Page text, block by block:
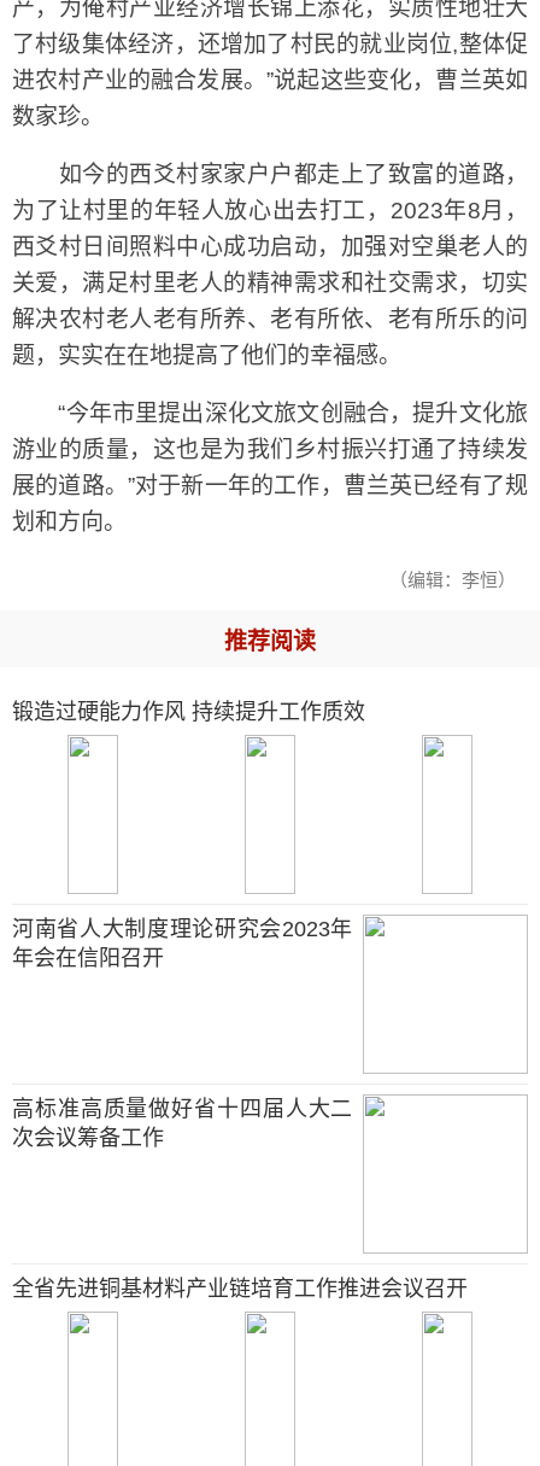
产，为俺村产业经济增长锦上添花，实质性地壮大
了村级集体经济，还增加了村民的就业岗位,整体促
进农村产业的融合发展。”说起这些变化，曹兰英如
数家珍。
如今的西爻村家家户户都走上了致富的道路，
为了让村里的年轻人放心出去打工，2023年8月，
西爻村日间照料中心成功启动，加强对空巢老人的
关爱，满足村里老人的精神需求和社交需求，切实
解决农村老人老有所养、老有所依、老有所乐的问
题，实实在在地提高了他们的幸福感。
“今年市里提出深化文旅文创融合，提升文化旅
游业的质量，这也是为我们乡村振兴打通了持续发
展的道路。”对于新一年的工作，曹兰英已经有了规
划和方向。
（编辑：李恒）
推荐阅读
锻造过硬能力作风 持续提升工作质效
河南省人大制度理论研究会2023年
年会在信阳召开
高标准高质量做好省十四届人大二
次会议筹备工作
全省先进铜基材料产业链培育工作推进会议召开